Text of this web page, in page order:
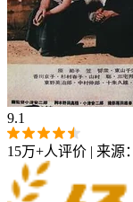
9.1
15万+人评价 | 来源：